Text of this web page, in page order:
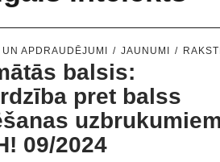
UN APDRAUDĒJUMI JAUNUMI RAKSTI
balsis:
pret balss
09/2024